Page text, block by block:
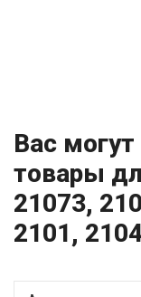
Вас могут
товары
21073,
2101,